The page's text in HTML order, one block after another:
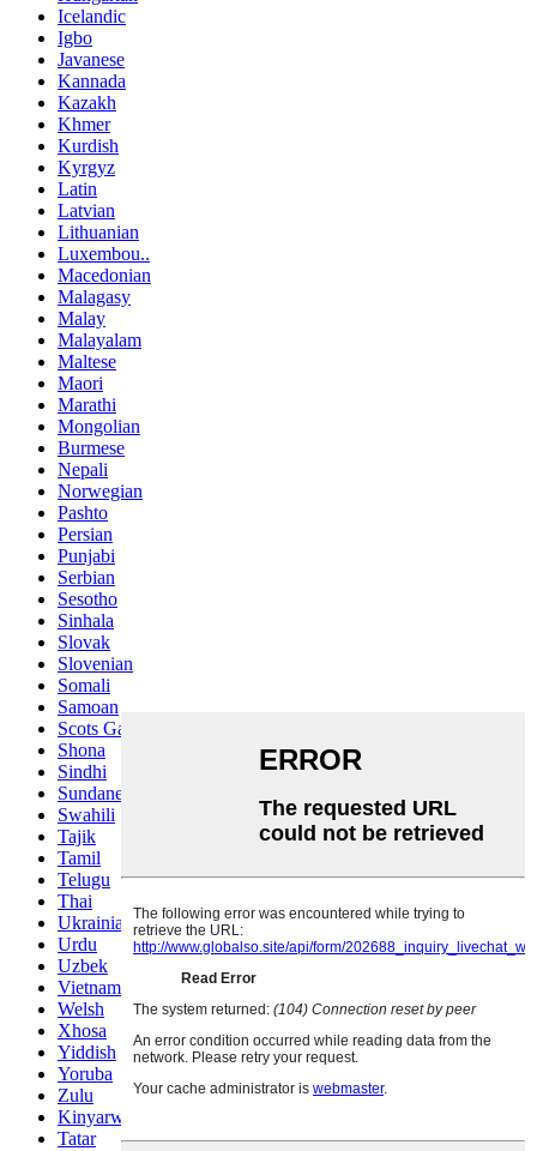
Icelandic
Igbo
Javanese
Kannada
Kazakh
Khmer
Kurdish
Kyrgyz
Latin
Latvian
Lithuanian
Luxembou..
Macedonian
Malagasy
Malay
Malayalam
Maltese
Maori
Marathi
Mongolian
Burmese
Nepali
Norwegian
Pashto
Persian
Punjabi
Serbian
Sesotho
Sinhala
Slovak
Slovenian
Somali
Samoan
Scots Gaelic
Shona
Sindhi
Sundanese
Swahili
Tajik
Tamil
Telugu
Thai
Ukrainian
Urdu
Uzbek
Vietnamese
Welsh
Xhosa
Yiddish
Yoruba
Zulu
Kinyarwanda
Tatar